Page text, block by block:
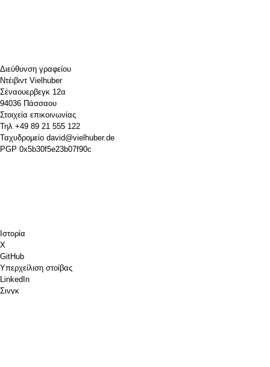
Διεύθυνση γραφείου
Ντέιβιντ Vielhuber
Σέναουερβεγκ 12α
94036 Πάσσαου
Στοιχεία επικοινωνίας
Τηλ +49 89 21 555 122
Ταχυδρομείο david@vielhuber.de
PGP 0x5b30f5e23b07f90c
Ιστορία
Χ
GitHub
Υπερχείλιση στοίβας
LinkedIn
Σινγκ